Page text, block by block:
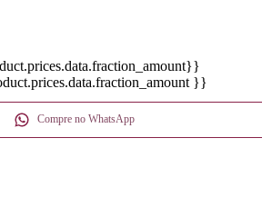
}}
Compre no WhatsApp